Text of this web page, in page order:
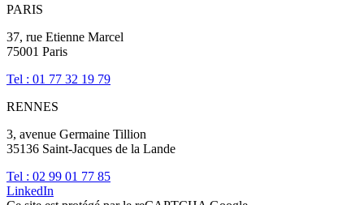
PARIS
37, rue Etienne Marcel
75001 Paris
Tel : 01 77 32 19 79
RENNES
3, avenue Germaine Tillion
35136 Saint-Jacques de la Lande
Tel : 02 99 01 77 85
LinkedIn